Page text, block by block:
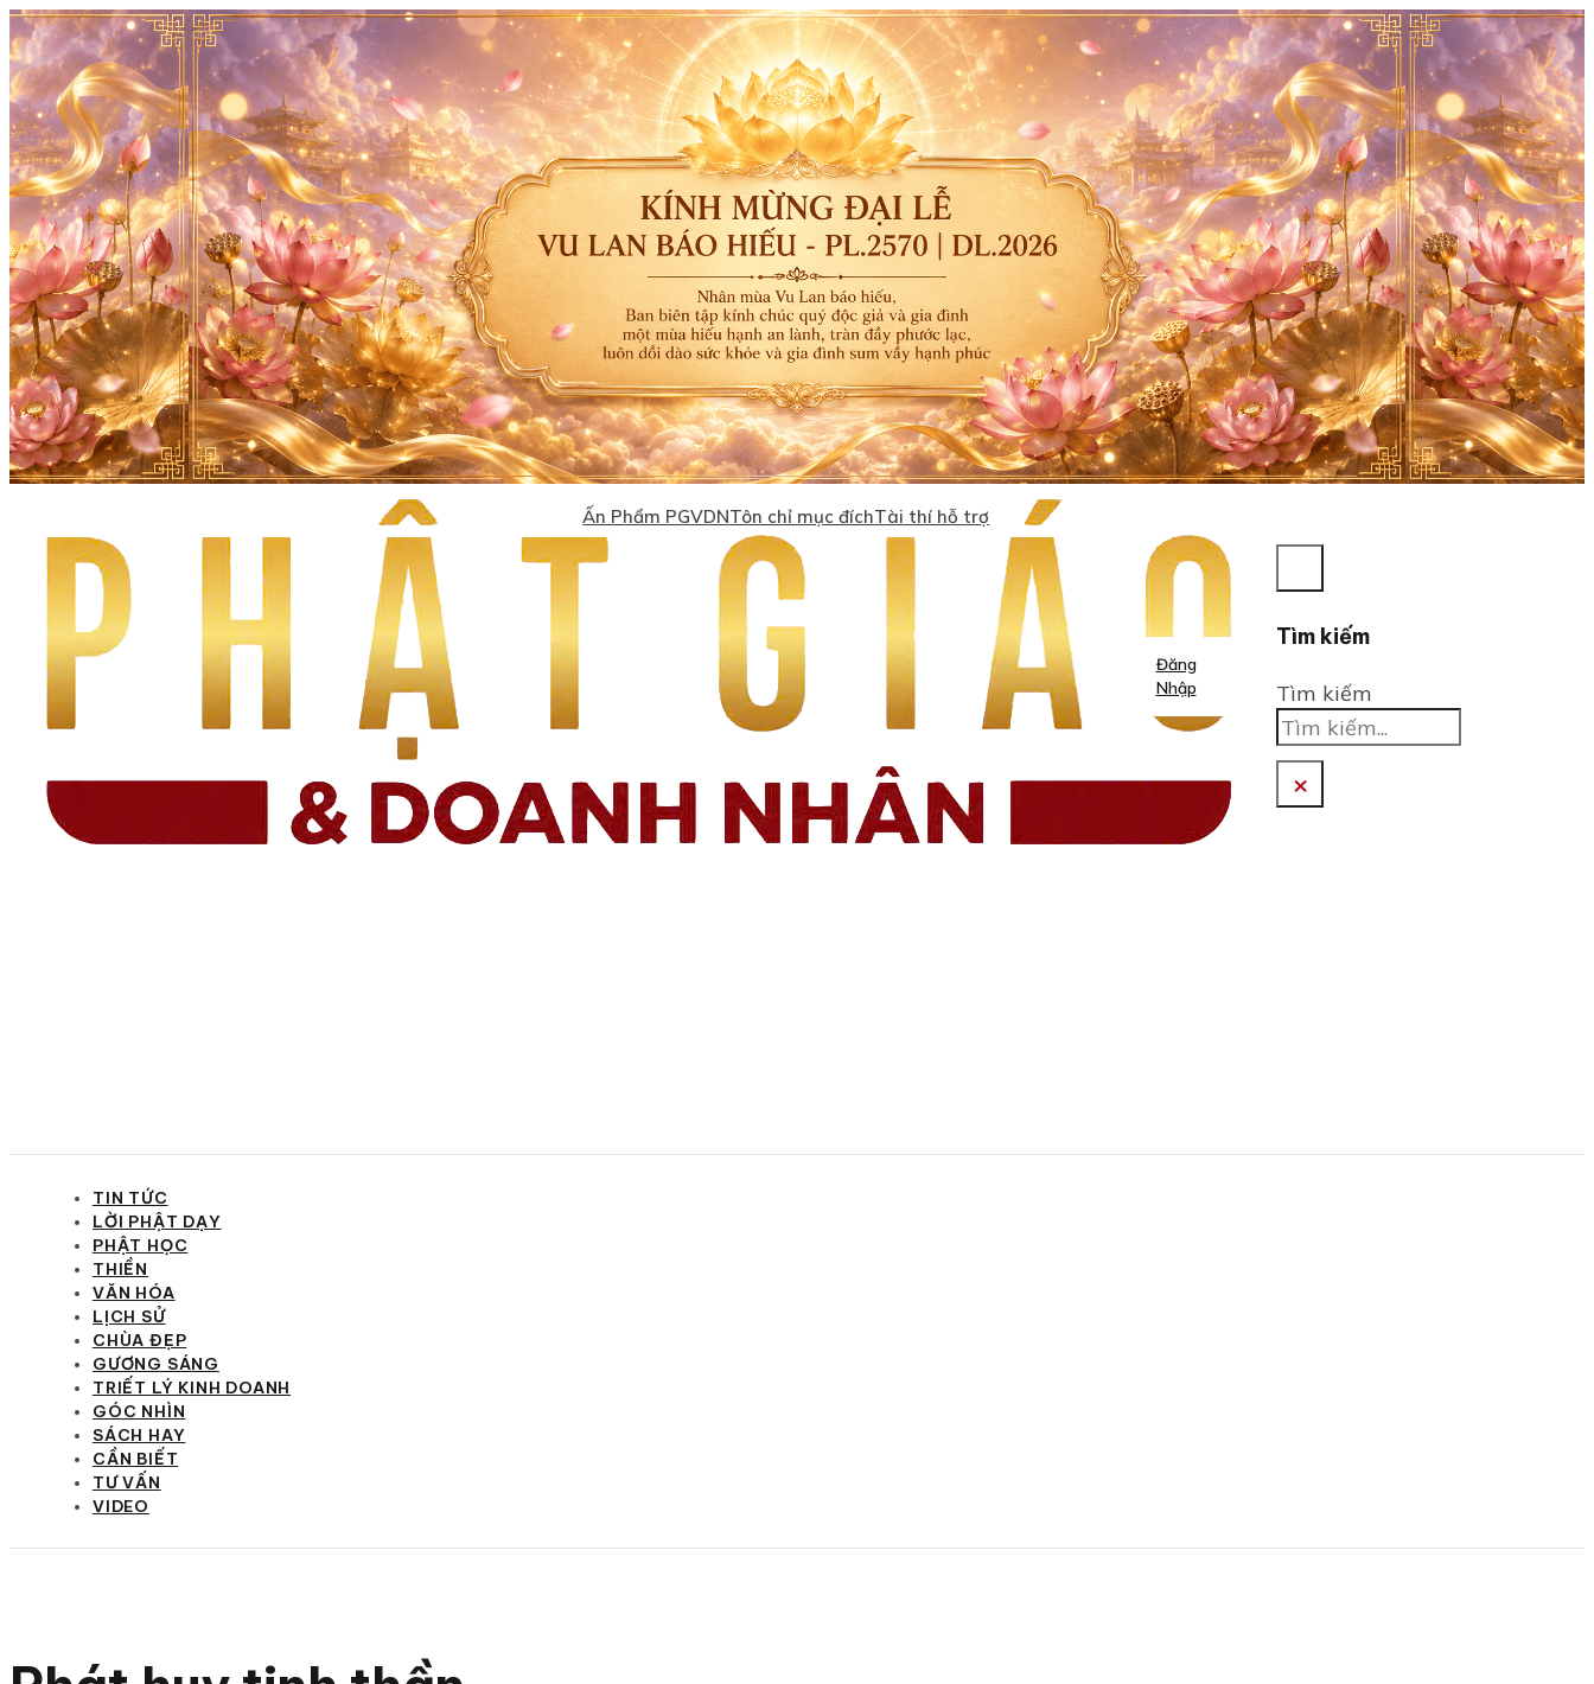
Ấn Phẩm PGVDNTôn chỉ mục đíchTài thí hỗ trợ
Đăng
Nhập
Tìm kiếm
Tìm kiếm
×
TIN TỨC
LỜI PHẬT DẠY
PHẬT HỌC
THIỀN
VĂN HÓA
LỊCH SỬ
CHÙA ĐẸP
GƯƠNG SÁNG
TRIẾT LÝ KINH DOANH
GÓC NHÌN
SÁCH HAY
CẦN BIẾT
TƯ VẤN
VIDEO